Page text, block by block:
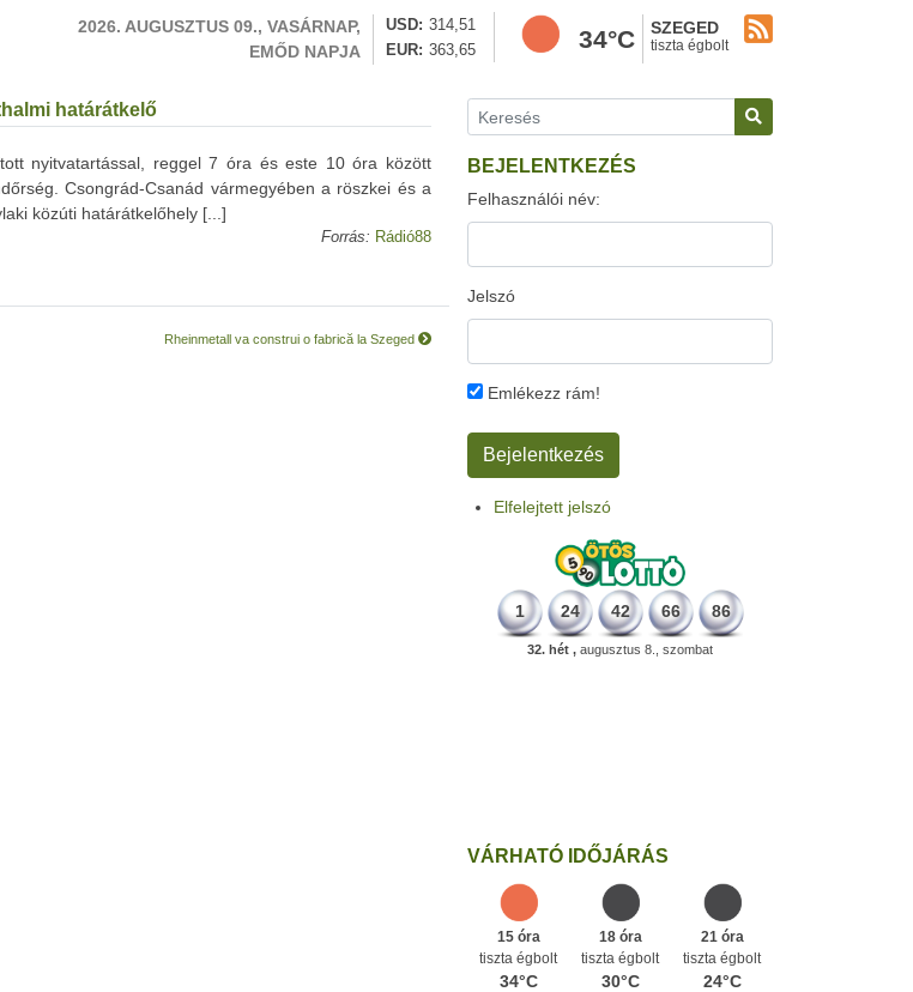
2026. AUGUSZTUS 09., VASÁRNAP,
EMŐD NAPJA
USD
314,51
EUR
363,65 34°C SZEGED
tiszta égbolt
határátkelő
nyitvatartással, reggel 7 óra és este 10 óra között
Csongrád-Csanád vármegyében a röszkei és a
közúti határátkelőhely [...]
Forrás: Rádió88
Rheinmetall va construi o fabrică la Szeged
BEJELENTKEZÉS
Felhasználói név:
Jelszó
Emlékezz rám!
Elfelejtett jelszó
1 24 42 66 86
32. hét , augusztus 8., szombat
VÁRHATÓ IDŐJÁRÁS
15 óra
tiszta égbolt
34°C
18 óra
tiszta égbolt
30°C
21 óra
tiszta égbolt
24°C